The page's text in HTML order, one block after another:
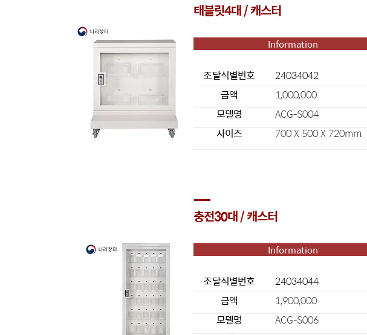
태블릿4대 / 캐스터
Information
조달식별번호
금액
모델명
사이즈
24034042
1,000,000
ACG-S004
700 X 500 X 720mm
충전30대 / 캐스터
Information
조달식별번호
금액
모델명
24034044
1,900,000
ACG-S006